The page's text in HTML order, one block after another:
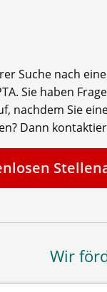
Suche nach
Sie haben
nachdem Sie
Dann
Wir